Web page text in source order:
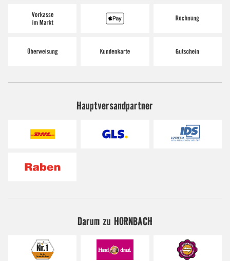
Hauptversandpartner
Darum zu HORNBACH